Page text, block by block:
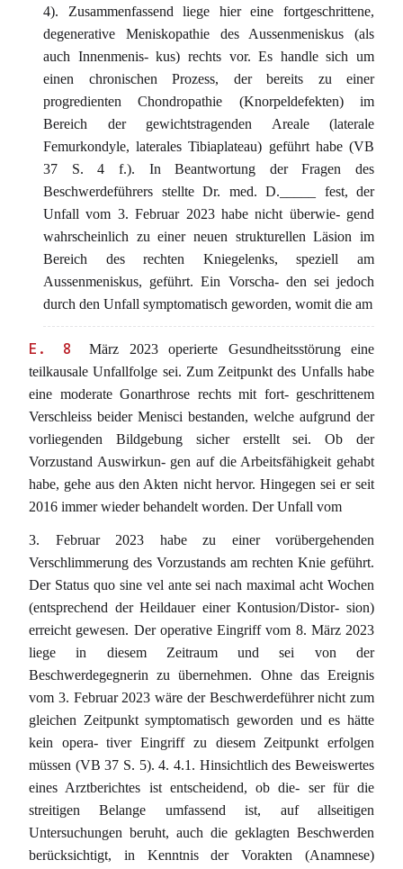
4). Zusammenfassend liege hier eine fortgeschrittene,
degenerative Meniskopathie des Aussenmeniskus (als
auch Innenmenis- kus) rechts vor. Es handle sich um
einen chronischen Prozess, der bereits zu einer
progredienten Chondropathie (Knorpeldefekten) im
Bereich der gewichtstragenden Areale (laterale
Femurkondyle, laterales Tibiaplateau) geführt habe (VB
37 S. 4 f.). In Beantwortung der Fragen des
Beschwerdeführers stellte Dr. med. D._____ fest, der
Unfall vom 3. Februar 2023 habe nicht überwie- gend
wahrscheinlich zu einer neuen strukturellen Läsion im
Bereich des rechten Kniegelenks, speziell am
Aussenmeniskus, geführt. Ein Vorscha- den sei jedoch
durch den Unfall symptomatisch geworden, womit die am
E. 8
März 2023 operierte Gesundheitsstörung eine
teilkausale Unfallfolge sei. Zum Zeitpunkt des Unfalls habe
eine moderate Gonarthrose rechts mit fort- geschrittenem
Verschleiss beider Menisci bestanden, welche aufgrund der
vorliegenden Bildgebung sicher erstellt sei. Ob der
Vorzustand Auswirkun- gen auf die Arbeitsfähigkeit gehabt
habe, gehe aus den Akten nicht hervor. Hingegen sei er seit
2016 immer wieder behandelt worden. Der Unfall vom
3. Februar 2023 habe zu einer vorübergehenden
Verschlimmerung des Vorzustands am rechten Knie geführt.
Der Status quo sine vel ante sei nach maximal acht Wochen
(entsprechend der Heildauer einer Kontusion/Distor- sion)
erreicht gewesen. Der operative Eingriff vom 8. März 2023
liege in diesem Zeitraum und sei von der
Beschwerdegegnerin zu übernehmen. Ohne das Ereignis
vom 3. Februar 2023 wäre der Beschwerdeführer nicht zum
gleichen Zeitpunkt symptomatisch geworden und es hätte
kein opera- tiver Eingriff zu diesem Zeitpunkt erfolgen
müssen (VB 37 S. 5). 4. 4.1. Hinsichtlich des Beweiswertes
eines Arztberichtes ist entscheidend, ob die- ser für die
streitigen Belange umfassend ist, auf allseitigen
Untersuchungen beruht, auch die geklagten Beschwerden
berücksichtigt, in Kenntnis der Vorakten (Anamnese)